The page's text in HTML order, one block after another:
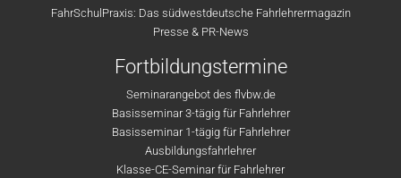
FahrSchulPraxis: Das südwestdeutsche Fahrlehrermagazin
Presse & PR-News
Fortbildungstermine
Seminarangebot des flvbw.de
Basisseminar 3-tägig für Fahrlehrer
Basisseminar 1-tägig für Fahrlehrer
Ausbildungsfahrlehrer
Klasse-CE-Seminar für Fahrlehrer